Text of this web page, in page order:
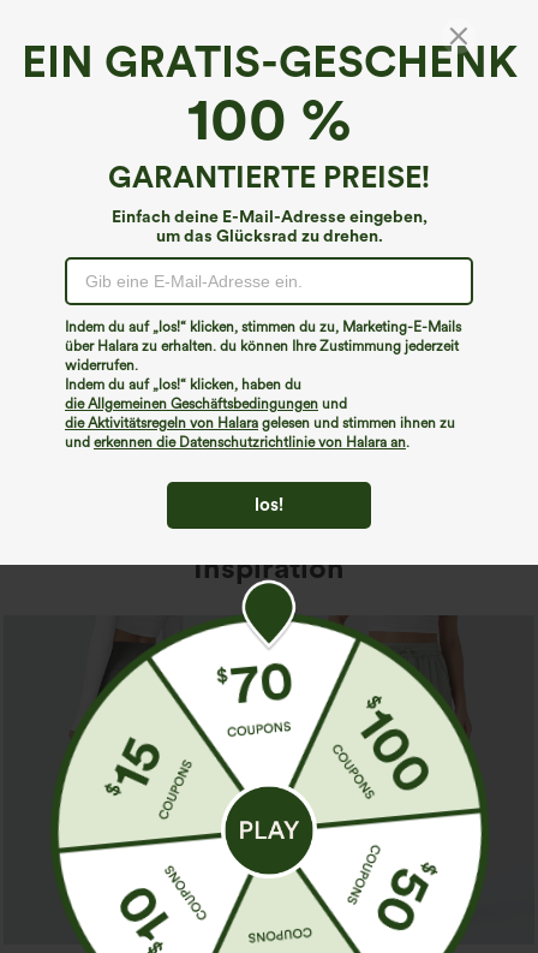
EIN GRATIS-GESCHENK
100 %
GARANTIERTE PREISE!
Einfach deine E-Mail-Adresse eingeben,
um das Glücksrad zu drehen.
Indem du auf „los!“ klicken, stimmen du zu, Marketing-E-Mails
über Halara zu erhalten. du können Ihre Zustimmung jederzeit
widerrufen.
Indem du auf „los!“ klicken, haben du
die Allgemeinen Geschäftsbedingungen und
die Aktivitätsregeln von Halara gelesen und stimmen ihnen zu
und erkennen die Datenschutzrichtlinie von Halara an.
los!
Hoppla!
Wir können die von Ihnen gesuchte Seite nicht
finden.
Mehr einkaufen
Inspiration